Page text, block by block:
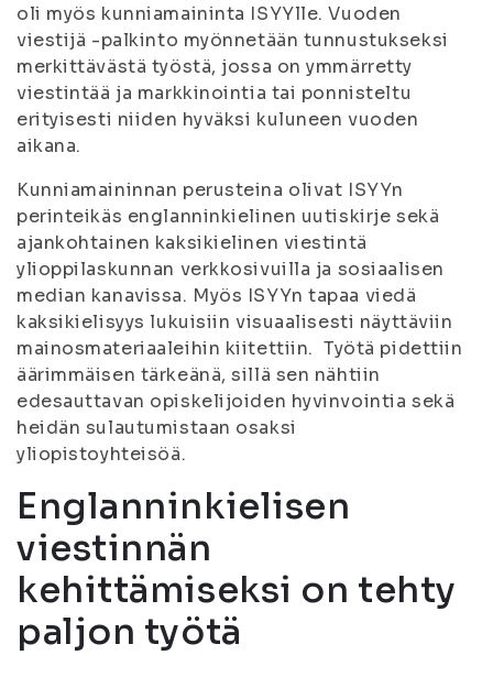
oli myös kunniamaininta ISYYlle. Vuoden
viestijä -palkinto myönnetään tunnustukseksi
merkittävästä työstä, jossa on ymmärretty
viestintää ja markkinointia tai ponnisteltu
erityisesti niiden hyväksi kuluneen vuoden
aikana.
Kunniamaininnan perusteina olivat ISYYn
perinteikäs englanninkielinen uutiskirje sekä
ajankohtainen kaksikielinen viestintä
ylioppilaskunnan verkkosivuilla ja sosiaalisen
median kanavissa. Myös ISYYn tapaa viedä
kaksikielisyys lukuisiin visuaalisesti näyttäviin
mainosmateriaaleihin kiitettiin. Työtä pidettiin
äärimmäisen tärkeänä, sillä sen nähtiin
edesauttavan opiskelijoiden hyvinvointia sekä
heidän sulautumistaan osaksi
yliopistoyhteisöä.
Englanninkielisen
viestinnän
kehittämiseksi on tehty
paljon työtä